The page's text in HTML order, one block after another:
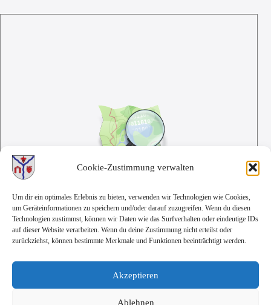
Cookie-Zustimmung verwalten
Um dir ein optimales Erlebnis zu bieten, verwenden wir Technologien wie Cookies,
um Geräteinformationen zu speichern und/oder darauf zuzugreifen. Wenn du diesen
Technologien zustimmst, können wir Daten wie das Surfverhalten oder eindeutige IDs
auf dieser Website verarbeiten. Wenn du deine Zustimmung nicht erteilst oder
zurückziehst, können bestimmte Merkmale und Funktionen beeinträchtigt werden.
Akzeptieren
Ablehnen